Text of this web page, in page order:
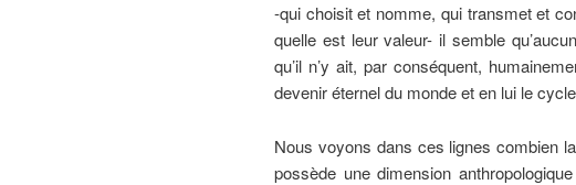
-qui choisit et nomme, qui transmet et
quelle est leur valeur- il semble
qu’il n’y ait, par conséquent,
devenir éternel du monde et en lui le
Nous voyons dans ces lignes combien
possède une dimension